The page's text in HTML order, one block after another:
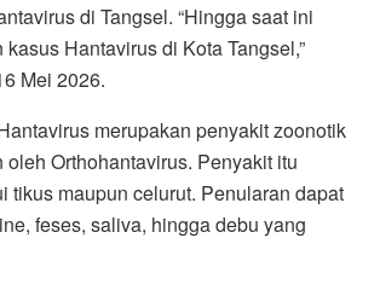
di Tangsel. “Hingga saat ini
Hantavirus di Kota Tangsel,”
Mei 2026.
merupakan penyakit zoonotik
Orthohantavirus. Penyakit itu
tikus maupun celurut. Penularan dapat
feses, saliva, hingga debu yang